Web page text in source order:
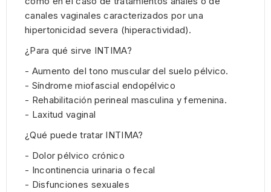
canales vaginales caracterizados por una
hipertonicidad severa (hiperactividad).
¿Para qué sirve INTIMA?
- Aumento del tono muscular del suelo pélvico.
- Síndrome miofascial endopélvico
- Rehabilitación perineal masculina y femenina.
- Laxitud vaginal
¿Qué puede tratar INTIMA?
- Dolor pélvico crónico
- Incontinencia urinaria o fecal
- Disfunciones sexuales